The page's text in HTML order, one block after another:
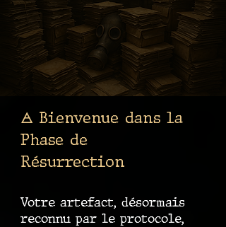
🜁 Bienvenue dans la
Phase de
Résurrection
Votre artefact, désormais
reconnu par le protocole,